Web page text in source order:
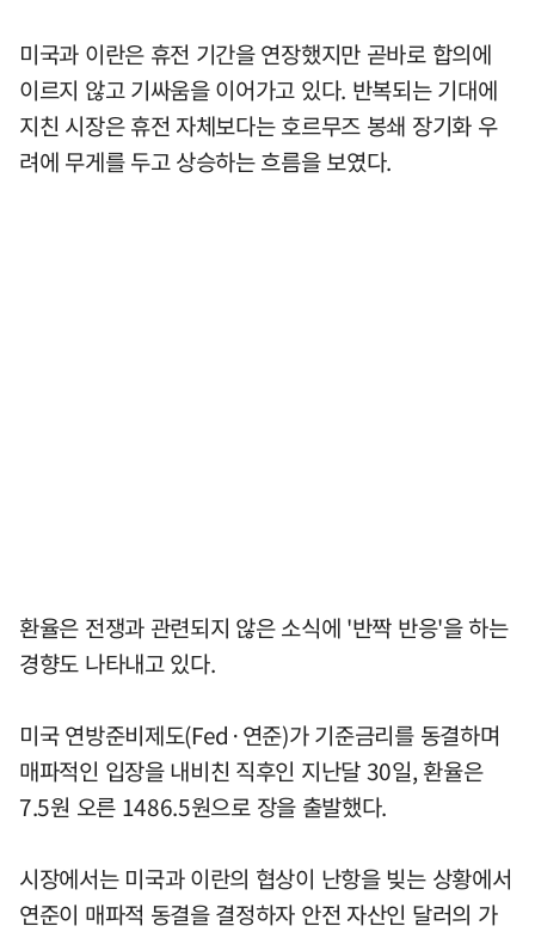
미국과 이란은 휴전 기간을 연장했지만 곧바로 합의에
이르지 않고 기싸움을 이어가고 있다. 반복되는 기대에
지친 시장은 휴전 자체보다는 호르무즈 봉쇄 장기화 우
려에 무게를 두고 상승하는 흐름을 보였다.
환율은 전쟁과 관련되지 않은 소식에 '반짝 반응'을 하는
경향도 나타내고 있다.
미국 연방준비제도(Fed·연준)가 기준금리를 동결하며
매파적인 입장을 내비친 직후인 지난달 30일, 환율은
7.5원 오른 1486.5원으로 장을 출발했다.
시장에서는 미국과 이란의 협상이 난항을 빚는 상황에서
연준이 매파적 동결을 결정하자 안전 자산인 달러의 가